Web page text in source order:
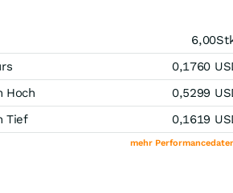
6,00
0,1760
Hoch
0,5299
Tief
0,1619
mehr